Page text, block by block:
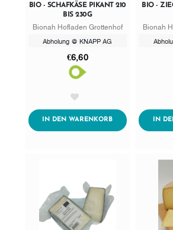
BIO - SCHAFKÄSE PIKANT 210
BIS 230G
Bionah Hofladen Grottenhof
Abholung @ KNAPP AG
€6,60
IN DEN WARENKORBADDTOCART
BIO -
Bionah
IN